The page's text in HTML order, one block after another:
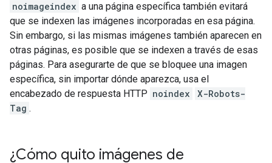
noimageindex a una página específica también evitará
que se indexen las imágenes incorporadas en esa página.
Sin embargo, si las mismas imágenes también aparecen en
otras páginas, es posible que se indexen a través de esas
páginas. Para asegurarte de que se bloquee una imagen
específica, sin importar dónde aparezca, usa el
encabezado de respuesta HTTP noindex
X-Robots-
Tag .
¿Cómo quito imágenes de